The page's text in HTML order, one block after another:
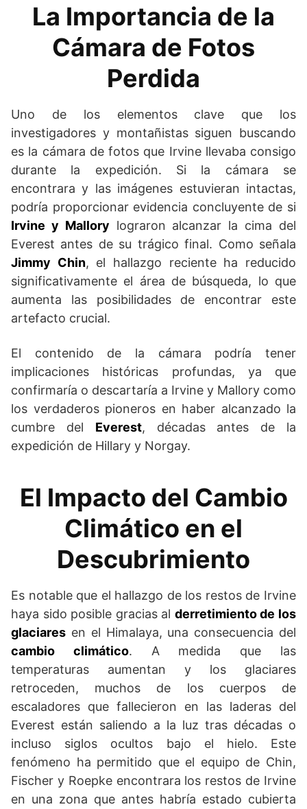
La Importancia de la
Cámara de Fotos
Perdida
Uno de los elementos clave que los
investigadores y montañistas siguen buscando
es la cámara de fotos que Irvine llevaba consigo
durante la expedición. Si la cámara se
encontrara y las imágenes estuvieran intactas,
podría proporcionar evidencia concluyente de si
Irvine y Mallory lograron alcanzar la cima del
Everest antes de su trágico final. Como señala
Jimmy Chin, el hallazgo reciente ha reducido
significativamente el área de búsqueda, lo que
aumenta las posibilidades de encontrar este
artefacto crucial.
El contenido de la cámara podría tener
implicaciones históricas profundas, ya que
confirmaría o descartaría a Irvine y Mallory como
los verdaderos pioneros en haber alcanzado la
cumbre del Everest, décadas antes de la
expedición de Hillary y Norgay.
El Impacto del Cambio
Climático en el
Descubrimiento
Es notable que el hallazgo de los restos de Irvine
haya sido posible gracias al derretimiento de los
glaciares en el Himalaya, una consecuencia del
cambio climático. A medida que las
temperaturas aumentan y los glaciares
retroceden, muchos de los cuerpos de
escaladores que fallecieron en las laderas del
Everest están saliendo a la luz tras décadas o
incluso siglos ocultos bajo el hielo. Este
fenómeno ha permitido que el equipo de Chin,
Fischer y Roepke encontrara los restos de Irvine
en una zona que antes habría estado cubierta